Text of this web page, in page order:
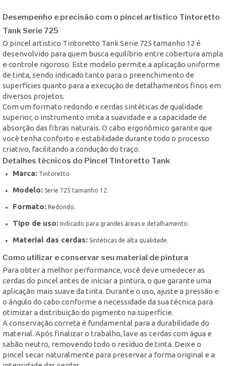
Desempenho e precisão com o pincel artistico Tintoretto
Tank Serie 725
O pincel artistico Tintoretto Tank Serie 725 tamanho 12 é
desenvolvido para quem busca equilíbrio entre cobertura ampla
e controle rigoroso. Este modelo permite a aplicação uniforme
de tinta, sendo indicado tanto para o preenchimento de
superfícies quanto para a execução de detalhamentos finos em
diversos projetos.
Com um formato redondo e cerdas sintéticas de qualidade
superior, o instrumento imita a suavidade e a capacidade de
absorção das fibras naturais. O cabo ergonômico garante que
você tenha conforto e estabilidade durante todo o processo
criativo, facilitando a condução do traço.
Detalhes técnicos do Pincel Tintoretto Tank
Marca: Tintoretto.
Modelo: Serie 725 tamanho 12.
Formato: Redondo.
Tipo de uso: Indicado para grandes áreas e detalhamento.
Material das cerdas: Sintéticas de alta qualidade.
Como utilizar e conservar seu material de pintura
Para obter a melhor performance, você deve umedecer as
cerdas do pincel antes de iniciar a pintura, o que garante uma
aplicação mais suave da tinta. Durante o uso, ajuste a pressão e
o ângulo do cabo conforme a necessidade da sua técnica para
otimizar a distribuição do pigmento na superfície.
A conservação correta é fundamental para a durabilidade do
material. Após finalizar o trabalho, lave as cerdas com água e
sabão neutro, removendo todo o resíduo de tinta. Deixe o
pincel secar naturalmente para preservar a forma original e a